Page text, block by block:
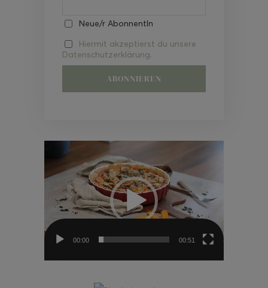
Neue/r AbonnentIn
Hiermit akzeptierst du unsere
Datenschutzerklärung.
Video-
00:00 00:51